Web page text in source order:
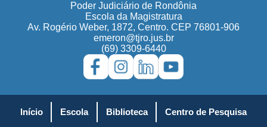
Poder Judiciário de Rondônia
Escola da Magistratura
Av. Rogério Weber, 1872, Centro. CEP 76801-906
emeron@tjro.jus.br
(69) 3309-6440
Início Escola Biblioteca Centro de Pesquisa